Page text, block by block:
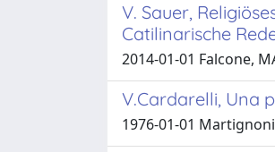
V. Sauer,
Catilinarische
2014-01-01 Falcone,
V.Cardarelli, Una
1976-01-01